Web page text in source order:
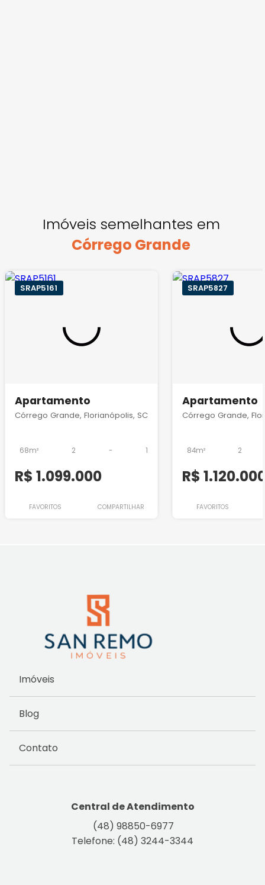
Imóveis semelhantes em
Córrego Grande
SRAP5161
Apartamento
Córrego Grande, Florianópolis, SC
68m² 2 - 1
R$ 1.099.000
FAVORITOS COMPARTILHAR
SRAP5827
Apartamento
Córrego Grande,
84m² 2
R$
FAVORITOS
Imóveis
Blog
Contato
Central de Atendimento
(48) 98850-6977
Telefone: (48) 3244-3344